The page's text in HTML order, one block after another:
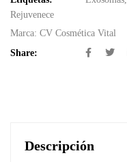
Rejuvenece
Marca: CV Cosmética Vital
Share:
Descripción